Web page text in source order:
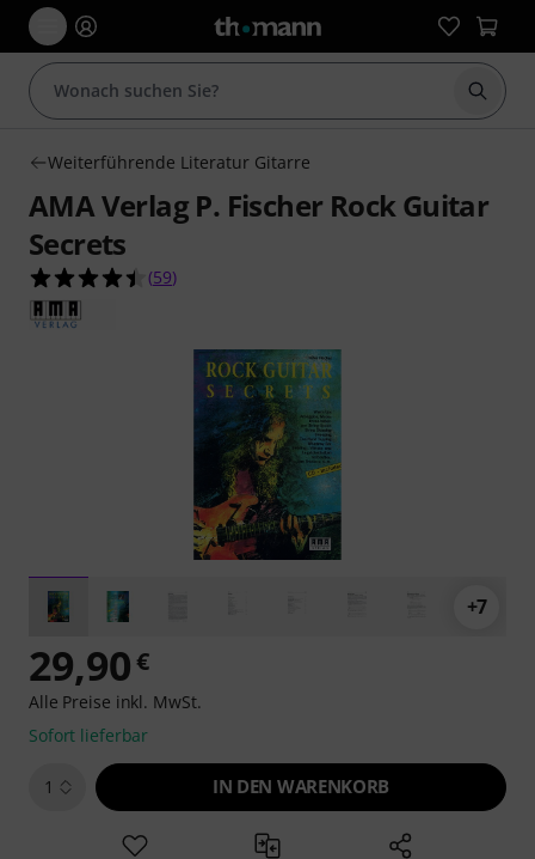
Suche
Weiterführende Literatur Gitarre
AMA Verlag P. Fischer Rock Guitar
Secrets
4.4 von 5 Sternen aus 59 Kundenbewertungen
(59)
+7
29,90€
Alle Preise inkl. MwSt.
Sofort lieferbar
1 IN DEN WARENKORB